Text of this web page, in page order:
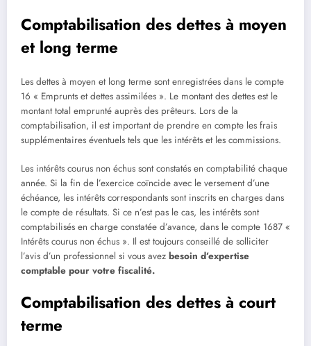
Comptabilisation des dettes à moyen
et long terme
Les dettes à moyen et long terme sont enregistrées dans le compte
16 « Emprunts et dettes assimilées ». Le montant des dettes est le
montant total emprunté auprès des prêteurs. Lors de la
comptabilisation, il est important de prendre en compte les frais
supplémentaires éventuels tels que les intérêts et les commissions.
Les intérêts courus non échus sont constatés en comptabilité chaque
année. Si la fin de l’exercice coïncide avec le versement d’une
échéance, les intérêts correspondants sont inscrits en charges dans
le compte de résultats. Si ce n’est pas le cas, les intérêts sont
comptabilisés en charge constatée d’avance, dans le compte 1687 «
Intérêts courus non échus ». Il est toujours conseillé de solliciter
l’avis d’un professionnel si vous avez besoin d’expertise
comptable pour votre fiscalité.
Comptabilisation des dettes à court
terme